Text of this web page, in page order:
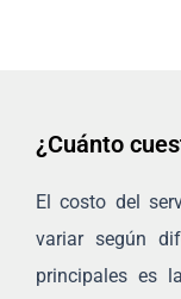
¿Cuánto
El costo del
variar según
principales es